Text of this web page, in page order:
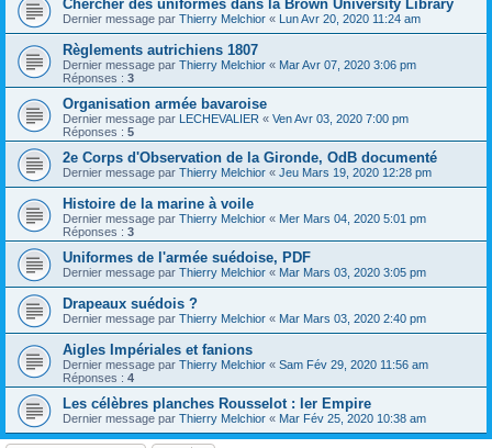
Chercher des uniformes dans la Brown University Library
Dernier message par Thierry Melchior « Lun Avr 20, 2020 11:24 am
Règlements autrichiens 1807
Dernier message par Thierry Melchior « Mar Avr 07, 2020 3:06 pm
Réponses : 3
Organisation armée bavaroise
Dernier message par LECHEVALIER « Ven Avr 03, 2020 7:00 pm
Réponses : 5
2e Corps d'Observation de la Gironde, OdB documenté
Dernier message par Thierry Melchior « Jeu Mars 19, 2020 12:28 pm
Histoire de la marine à voile
Dernier message par Thierry Melchior « Mer Mars 04, 2020 5:01 pm
Réponses : 3
Uniformes de l'armée suédoise, PDF
Dernier message par Thierry Melchior « Mar Mars 03, 2020 3:05 pm
Drapeaux suédois ?
Dernier message par Thierry Melchior « Mar Mars 03, 2020 2:40 pm
Aigles Impériales et fanions
Dernier message par Thierry Melchior « Sam Fév 29, 2020 11:56 am
Réponses : 4
Les célèbres planches Rousselot : Ier Empire
Dernier message par Thierry Melchior « Mar Fév 25, 2020 10:38 am